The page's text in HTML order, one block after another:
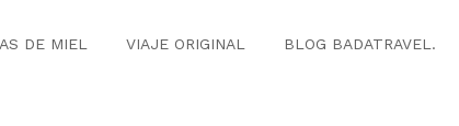
DE MIEL VIAJE ORIGINAL BLOG BADATRAVEL.